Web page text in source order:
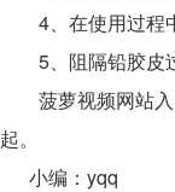
4、在使用过程中
5、阻隔铅胶皮过
菠萝视频网站入
起。
小编：yqq